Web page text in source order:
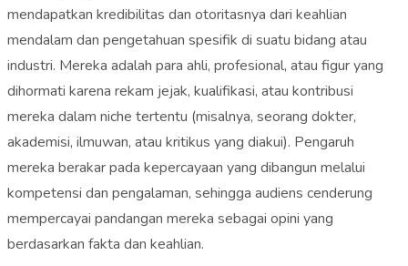
mendapatkan kredibilitas dan otoritasnya dari keahlian
mendalam dan pengetahuan spesifik di suatu bidang atau
industri. Mereka adalah para ahli, profesional, atau figur yang
dihormati karena rekam jejak, kualifikasi, atau kontribusi
mereka dalam niche tertentu (misalnya, seorang dokter,
akademisi, ilmuwan, atau kritikus yang diakui). Pengaruh
mereka berakar pada kepercayaan yang dibangun melalui
kompetensi dan pengalaman, sehingga audiens cenderung
mempercayai pandangan mereka sebagai opini yang
berdasarkan fakta dan keahlian.